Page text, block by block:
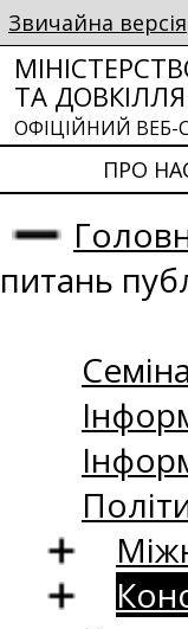
Звичайна версія
ТА
ОФІЦІЙНИЙ ВЕБ-
ПРО
питань